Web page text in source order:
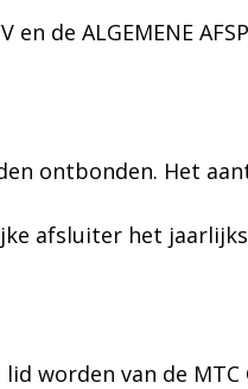
de ALGEMENE
ontbonden. Het
afsluiter het
worden van de MTC